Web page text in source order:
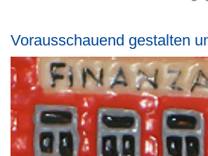
Vorausschauend gestalten